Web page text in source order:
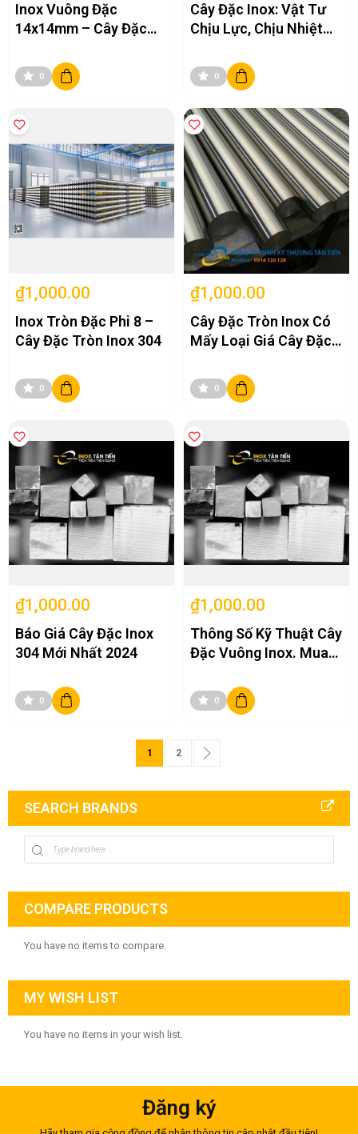
Inox Vuông Đặc
14x14mm – Cây Đặc
304/201/316
0
Cây Đặc Inox: Vật Tư
Chịu Lực, Chịu Nhiệt
0
₫1,000.00
Inox Tròn Đặc Phi 8 –
Cây Đặc Tròn Inox 304
0
₫1,000.00
Cây Đặc Tròn Inox Có
Mấy Loại Giá Cây Đặc
0
₫1,000.00
Báo Giá Cây Đặc Inox
304 Mới Nhất 2024
0
₫1,000.00
Thông Số Kỹ Thuật Cây
Đặc Vuông Inox. Mua
Giá Cạnh Tranh
0
You're currently reading page
1 Page
2
SEARCH BRANDS
COMPARE PRODUCTS
You have no items to compare.
MY WISH LIST
You have no items in your wish list.
Đăng ký